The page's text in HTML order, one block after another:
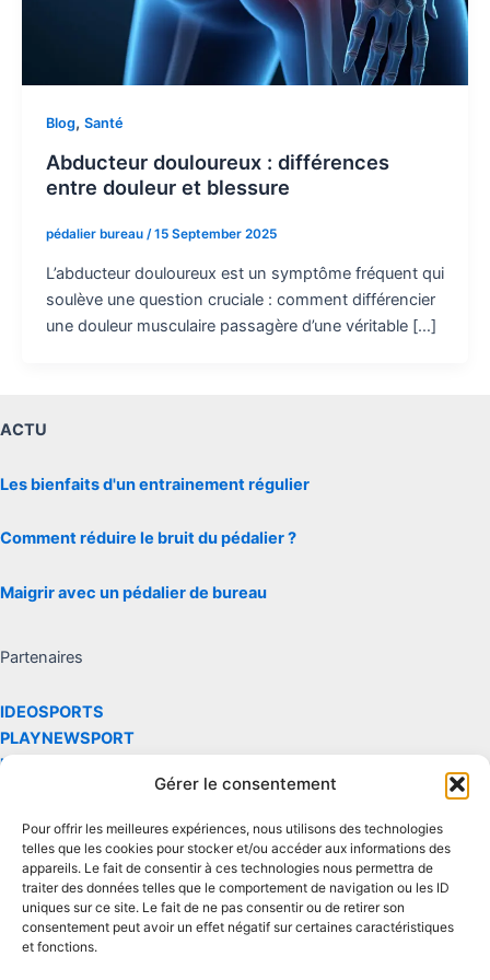
Gérer le consentement
Pour offrir les meilleures expériences, nous utilisons des technologies
telles que les cookies pour stocker et/ou accéder aux informations des
appareils. Le fait de consentir à ces technologies nous permettra de
traiter des données telles que le comportement de navigation ou les ID
uniques sur ce site. Le fait de ne pas consentir ou de retirer son
consentement peut avoir un effet négatif sur certaines caractéristiques
et fonctions.
Blog, Santé
Abducteur douloureux : différences
entre douleur et blessure
pédalier bureau /15 September 2025
L’abducteur douloureux est un symptôme fréquent qui
soulève une question cruciale : comment différencier
une douleur musculaire passagère d’une véritable […]
ACTU
Les bienfaits d'un entrainement régulier
Comment réduire le bruit du pédalier ?
Maigrir avec un pédalier de bureau
Partenaires
IDEOSPORTS
PLAYNEWSPORT
LARENVERSE
d'affiliation Amazon
Contact
Mentions légales